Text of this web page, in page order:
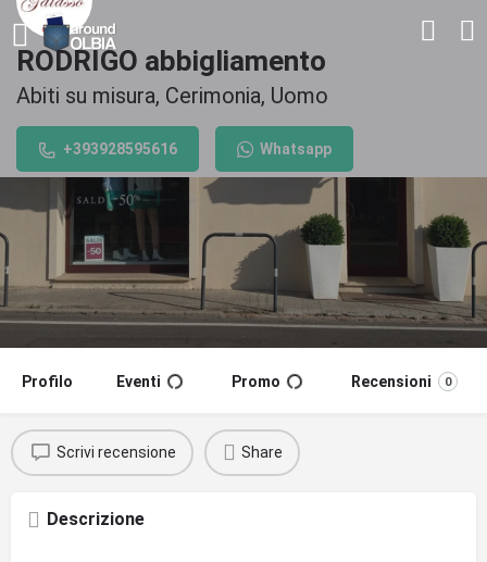
RODRIGO abbigliamento
Abiti su misura, Cerimonia, Uomo
+393928595616 Whatsapp
Profilo Eventi Promo Recensioni 0
Scrivi recensione Share
Descrizione